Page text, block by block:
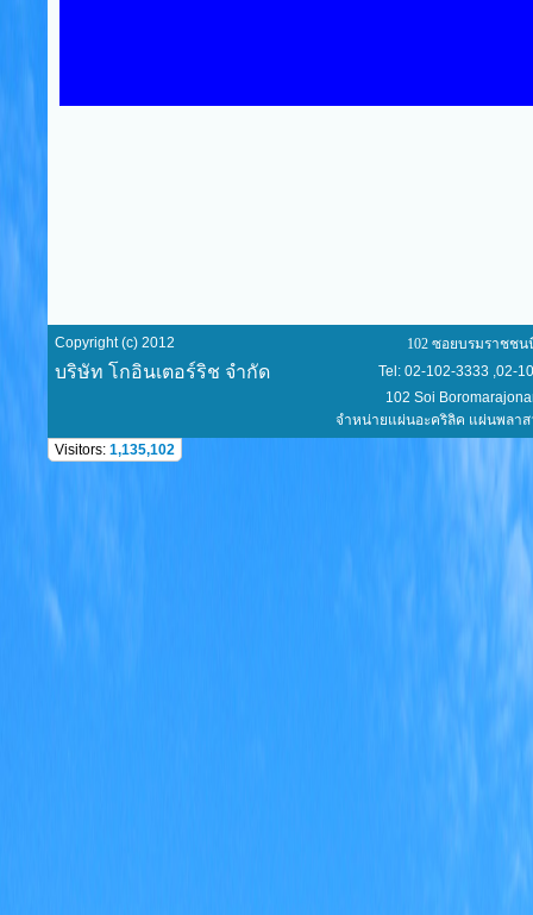
Copyright (c) 2012 102 ซอยบรมราชชนนี 72/1 แ
บริษัท โกอินเตอร์ริช จำกัด
Tel: 02-102-3333 ,02-101-
102 Soi Boromarajonani 72/1
จำหน่ายแผ่นอะคริลิค แผ่นพลาสวูด
Visitors: 1,135,102